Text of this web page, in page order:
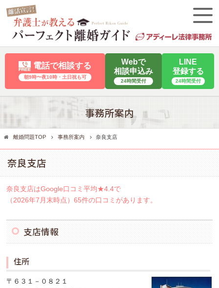
電話で相談する
朝9時〜夜10時・⼟⽇祝も可
Webで
相談申込み
24時間受付
LINE
登録する
24時間受付
事務所案内
離婚問題TOP 事務所案内 奈良支店
奈良支店
奈良支店はGoogle口コミ平均★4.4で
（2026年7月末時点）65件の口コミがあります。
支店情報
住所
〒６３１－０８２１